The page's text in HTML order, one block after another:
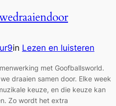
in Lezen en luisteren
met Goofballsworld.
draaien samen door. Elke week
keuze, en die keuze kan
Zo wordt het extra